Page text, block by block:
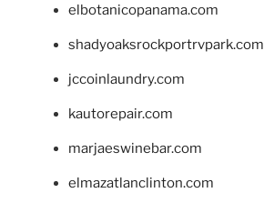
elbotanicopanama.com
shadyoaksrockportrvpark.com
jccoinlaundry.com
kautorepair.com
marjaeswinebar.com
elmazatlanclinton.com